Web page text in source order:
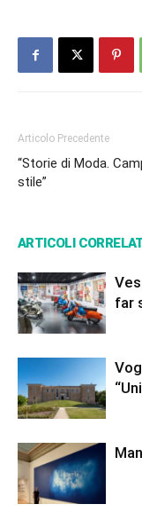
Articolo Precedente
“Storie di Moda.
stile”
ARTICOLI
far